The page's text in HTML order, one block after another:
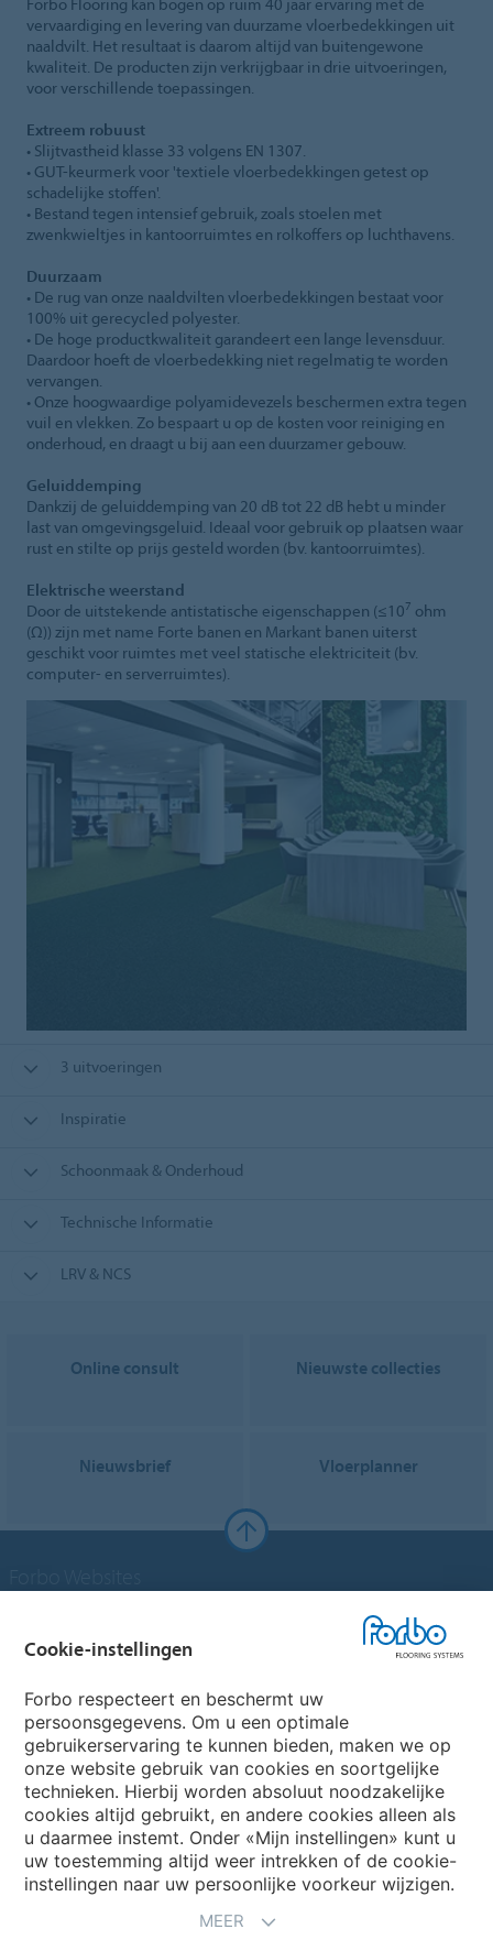
vervaardiging en levering van duurzame vloerbedekkingen uit
naaldvilt. Het resultaat is daarom altijd van buitengewone
kwaliteit. De producten zijn verkrijgbaar in drie uitvoeringen,
voor verschillende toepassingen.
Extreem robuust
• Slijtvastheid klasse 33 volgens EN 1307.
• GUT-keurmerk voor 'textiele vloerbedekkingen getest op
schadelijke stoffen'.
• Bestand tegen intensief gebruik, zoals stoelen met
zwenkwieltjes in kantoorruimtes en rolkoffers op luchthavens.
Duurzaam
• De rug van onze naaldvilten vloerbedekkingen bestaat voor
100% uit gerecycled polyester.
• De hoge productkwaliteit garandeert een lange levensduur.
Daardoor hoeft de vloerbedekking niet regelmatig te worden
vervangen.
• Onze hoogwaardige polyamidevezels beschermen extra tegen
vuil en vlekken. Zo bespaart u op de kosten voor reiniging en
onderhoud, en draagt u bij aan een duurzamer gebouw.
Geluiddemping
Dankzij de geluiddemping van 20 dB tot 22 dB hebt u minder
last van omgevingsgeluid. Ideaal voor gebruik op plaatsen waar
rust en stilte op prijs gesteld worden (bv. kantoorruimtes).
Elektrische weerstand
Door de uitstekende antistatische eigenschappen (≤107 ohm
(Ω)) zijn met name Forte banen en Markant banen uiterst
geschikt voor ruimtes met veel statische elektriciteit (bv.
computer- en serverruimtes).
3 uitvoeringen
Inspiratie
Schoonmaak & Onderhoud
Technische Informatie
LRV & NCS
Online consult Nieuwste collecties
Nieuwsbrief Vloerplanner
Forbo Flooring Systems
Forbo Movement Systems
Kies een land
Cookie-instellingen
Forbo respecteert en beschermt uw
persoonsgegevens. Om u een optimale
gebruikerservaring te kunnen bieden, maken we op
onze website gebruik van cookies en soortgelijke
technieken. Hierbij worden absoluut noodzakelijke
cookies altijd gebruikt, en andere cookies alleen als
u daarmee instemt. Onder «Mijn instellingen» kunt u
uw toestemming altijd weer intrekken of de cookie-
instellingen naar uw persoonlijke voorkeur wijzigen.
MEER